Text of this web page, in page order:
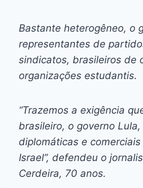
Bastante heterogêneo, o
representantes de
sindicatos, brasileiros de
organizações estudantis.
“Trazemos a exigência
brasileiro, o governo
diplomáticas e
Israel”, defendeu o
Cerdeira, 70 anos.